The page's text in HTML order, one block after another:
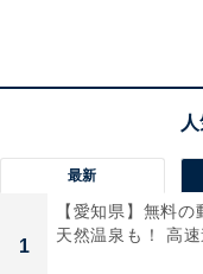
で巻き、カラメル
の香りのマッチング
最新
1
【愛知県】無料
天然温泉も！ 高